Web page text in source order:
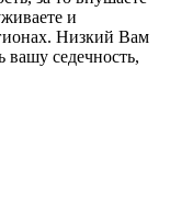
и
Низкий Вам
седечность,